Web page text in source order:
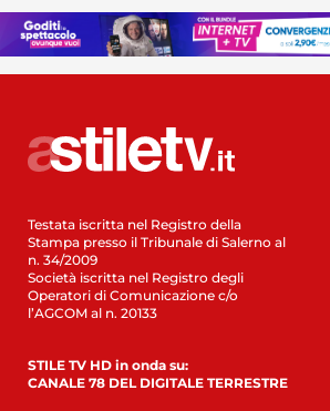
Testata iscritta nel Registro della
Stampa presso il Tribunale di Salerno al
n. 34/2009
Società iscritta nel Registro degli
Operatori di Comunicazione c/o
l’AGCOM al n. 20133
STILE TV HD in onda su:
CANALE 78 DEL DIGITALE TERRESTRE